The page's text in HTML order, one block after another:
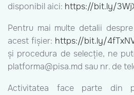
disponibil aici: https://bit.ly/
Pentru mai multe detalii
acest fișier: https://bit.ly/
și procedura de selecție, ne
platforma@pisa.md sau nr. de
Activitatea face parte din